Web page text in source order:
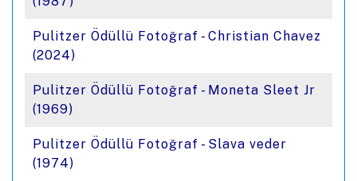
Pulitzer Ödüllü Fotoğraf - Christian Chavez
(2024)
Pulitzer Ödüllü Fotoğraf - Moneta Sleet Jr
(1969)
Pulitzer Ödüllü Fotoğraf - Slava veder
(1974)